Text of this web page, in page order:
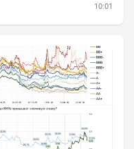
10:01